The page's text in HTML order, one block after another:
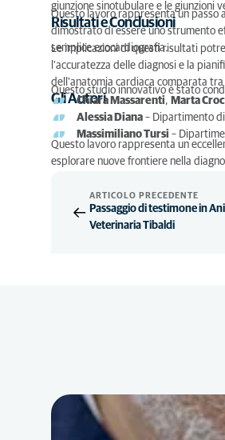
giunzione sinotubulare e le giunzioni
Risultati e Conclusioni
Questo lavoro rappresenta un passo
dimostrato di essere uno strumento
semplice ecocardiografia.
Le implicazioni di questi risultati
l'accuratezza delle diagnosi e la
dell'anatomia cardiaca comparata tra
Gli Autori
Questo studio innovativo è stato
Chiara Massarenti, Marta
Alessia Diana – Dipartimento
Massimiliano Tursi –
Questo lavoro rappresenta un
esplorare nuove frontiere nella
ARTICOLO PRECEDENTE
Passaggio di testimone in
Veterinaria Tibaldi